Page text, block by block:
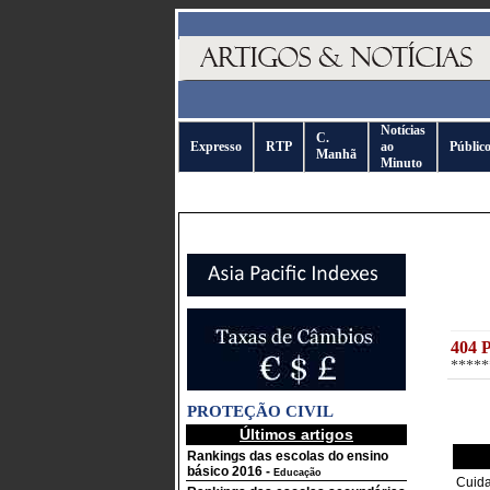
Expresso RTP
C.
Manhã
Notícias
ao
Minuto
Público
PROTEÇÃO CIVIL
Últimos artigos
Rankings das escolas do ensino
básico 2016 - Educação
404